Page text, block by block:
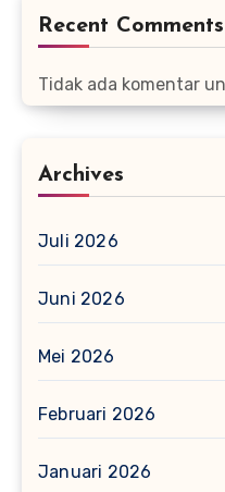
Recent Comments
Tidak ada komentar
Archives
Juli 2026
Juni 2026
Mei 2026
Februari 2026
Januari 2026